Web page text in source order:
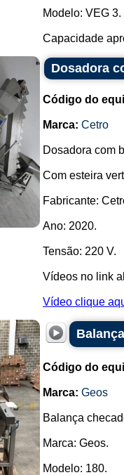
Modelo: VEG 3.
Capacidade
Dosadora
Código do
Marca: Cetro
Dosadora com
Com esteira
Fabricante:
Ano: 2020.
Tensão: 220 V.
Vídeos no link
Vídeo clique
Código do
Marca: Geos
Balança
Marca: Geos.
Modelo: 180.